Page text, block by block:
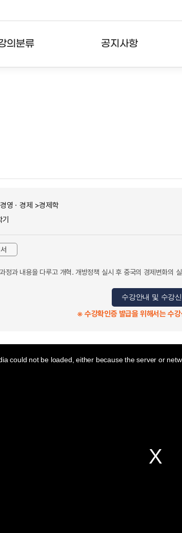
의분류 공지사항
영ㆍ경제 >경제학
정과 내용을 다루고 개혁․ 개방정책 실시 후 중국의 경제변화
수강안내 및 수강
※ 수강확인증 발급을 위해서는 수
could not be loaded, either because the server or